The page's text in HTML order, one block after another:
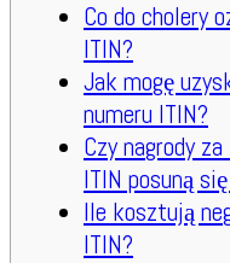
Co do cholery
ITIN?
Jak mogę
numeru ITIN?
Czy nagrody
ITIN posuną
Ile kosztują
ITIN?